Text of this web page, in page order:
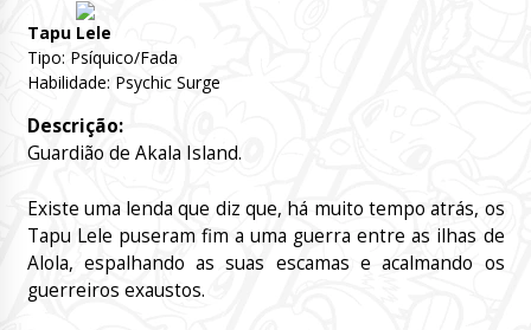
Tapu Lele
Tipo: Psíquico/Fada
Habilidade: Psychic Surge
Descrição:
Guardião de Akala Island.
Existe uma lenda que diz que, há muito tempo atrás, os
Tapu Lele puseram fim a uma guerra entre as ilhas de
Alola, espalhando as suas escamas e acalmando os
guerreiros exaustos.